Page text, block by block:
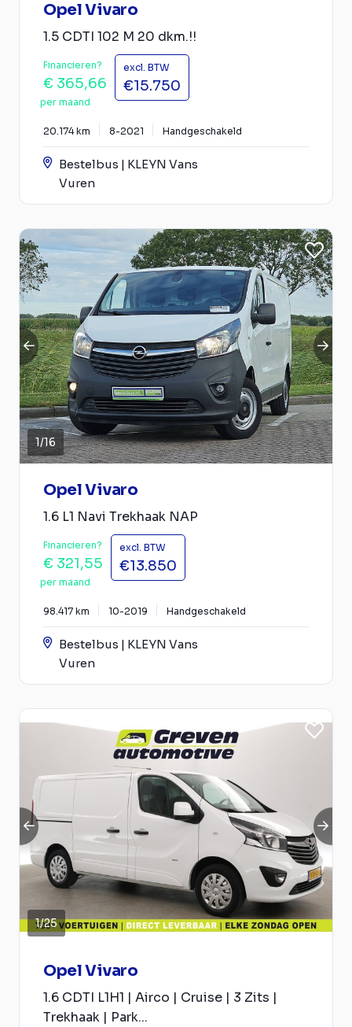
Opel Vivaro
1.5 CDTI 102 M 20 dkm.!!
Financieren?
€ 365,66
per maand
excl. BTW
€15.750
20.174 km 8-2021 Handgeschakeld
Bestelbus | KLEYN Vans
Vuren
1/16
Opel Vivaro
1.6 L1 Navi Trekhaak NAP
Financieren?
€ 321,55
per maand
excl. BTW
€13.850
98.417 km 10-2019 Handgeschakeld
Bestelbus | KLEYN Vans
Vuren
1/25
Opel Vivaro
1.6 CDTI L1H1 | Airco | Cruise | 3 Zits |
Trekhaak | Park...